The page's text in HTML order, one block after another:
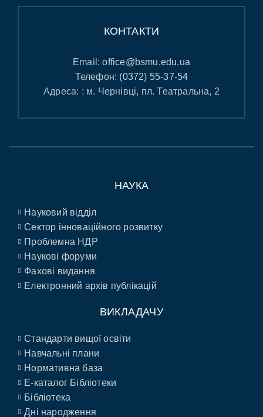
КОНТАКТИ
Email:office@bsmu.edu.ua
Телефон: (0372) 55-37-54
Адреса: : м. Чернівці, пл. Театральна, 2
НАУКА
Науковий відділ
Сектор інноваційного розвитку
Проблемна НДР
Наукові форуми
Фахові видання
Електронний архів публікацій
ВИКЛАДАЧУ
Стандарти вищої освіти
Навчальні плани
Нормативна база
E-каталог Бібліотеки
Бібліотека
Дні народження